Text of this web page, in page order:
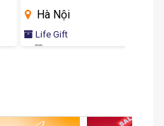
Hà Nội
Life Gift